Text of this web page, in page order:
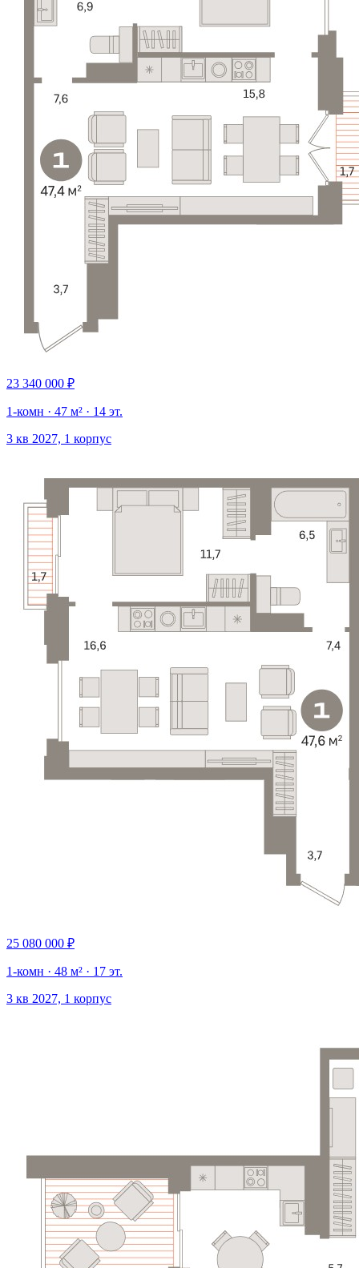
23 340 000 ₽
1-комн · 47 м² · 14 эт.
3 кв 2027, 1 корпус
25 080 000 ₽
1-комн · 48 м² · 17 эт.
3 кв 2027, 1 корпус